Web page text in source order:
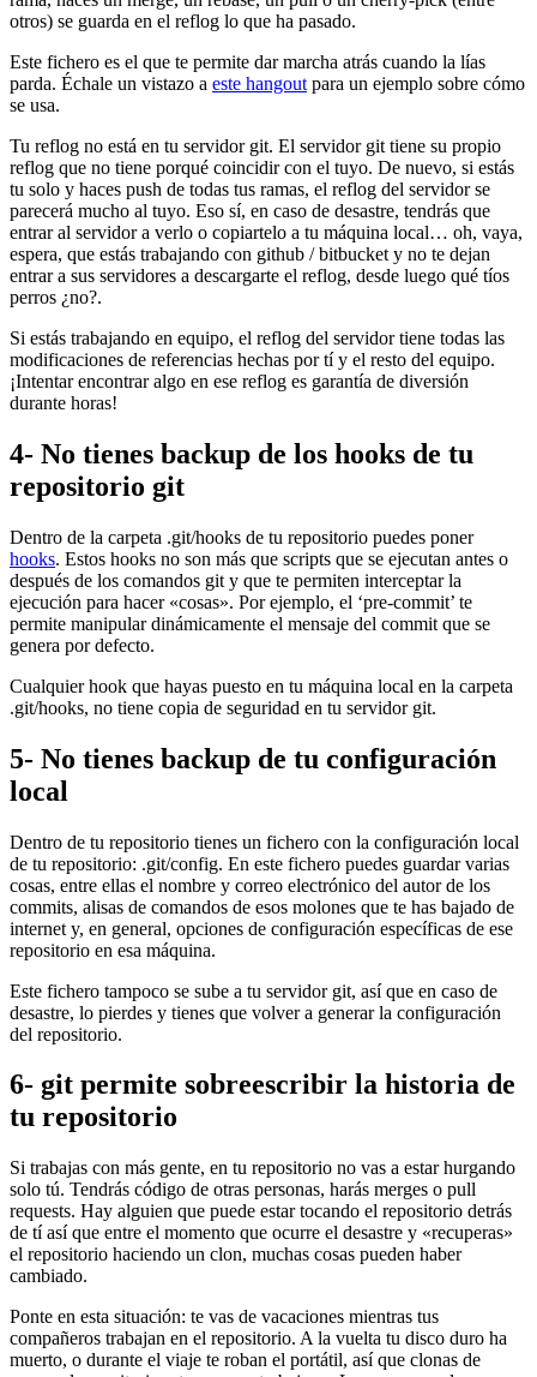
otros) se guarda en el reflog lo que ha pasado.
Este fichero es el que te permite dar marcha atrás cuando la lías
parda. Échale un vistazo a este hangout para un ejemplo sobre cómo
se usa.
Tu reflog no está en tu servidor git. El servidor git tiene su propio
reflog que no tiene porqué coincidir con el tuyo. De nuevo, si estás
tu solo y haces push de todas tus ramas, el reflog del servidor se
parecerá mucho al tuyo. Eso sí, en caso de desastre, tendrás que
entrar al servidor a verlo o copiartelo a tu máquina local… oh, vaya,
espera, que estás trabajando con github / bitbucket y no te dejan
entrar a sus servidores a descargarte el reflog, desde luego qué tíos
perros ¿no?.
Si estás trabajando en equipo, el reflog del servidor tiene todas las
modificaciones de referencias hechas por tí y el resto del equipo.
¡Intentar encontrar algo en ese reflog es garantía de diversión
durante horas!
4- No tienes backup de los hooks de tu
repositorio git
Dentro de la carpeta .git/hooks de tu repositorio puedes poner
hooks. Estos hooks no son más que scripts que se ejecutan antes o
después de los comandos git y que te permiten interceptar la
ejecución para hacer «cosas». Por ejemplo, el ‘pre-commit’ te
permite manipular dinámicamente el mensaje del commit que se
genera por defecto.
Cualquier hook que hayas puesto en tu máquina local en la carpeta
.git/hooks, no tiene copia de seguridad en tu servidor git.
5- No tienes backup de tu configuración
local
Dentro de tu repositorio tienes un fichero con la configuración local
de tu repositorio: .git/config. En este fichero puedes guardar varias
cosas, entre ellas el nombre y correo electrónico del autor de los
commits, alisas de comandos de esos molones que te has bajado de
internet y, en general, opciones de configuración específicas de ese
repositorio en esa máquina.
Este fichero tampoco se sube a tu servidor git, así que en caso de
desastre, lo pierdes y tienes que volver a generar la configuración
del repositorio.
6- git permite sobreescribir la historia de
tu repositorio
Si trabajas con más gente, en tu repositorio no vas a estar hurgando
solo tú. Tendrás código de otras personas, harás merges o pull
requests. Hay alguien que puede estar tocando el repositorio detrás
de tí así que entre el momento que ocurre el desastre y «recuperas»
el repositorio haciendo un clon, muchas cosas pueden haber
cambiado.
Ponte en esta situación: te vas de vacaciones mientras tus
compañeros trabajan en el repositorio. A la vuelta tu disco duro ha
muerto, o durante el viaje te roban el portátil, así que clonas de